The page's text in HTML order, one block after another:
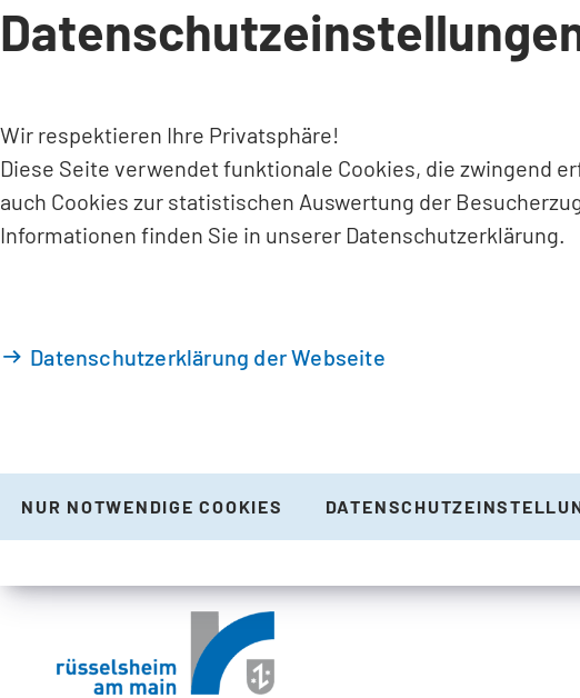
INHALT ANSPRINGEN
Wir respektieren Ihre Privatsphäre!
Diese Seite verwendet funktionale Cookies, die zwingend
auch Cookies zur statistischen Auswertung der
Informationen finden Sie in unserer Datenschutzerklärung.
Datenschutzerklärung der Webseite
NUR NOTWENDIGE COOKIES